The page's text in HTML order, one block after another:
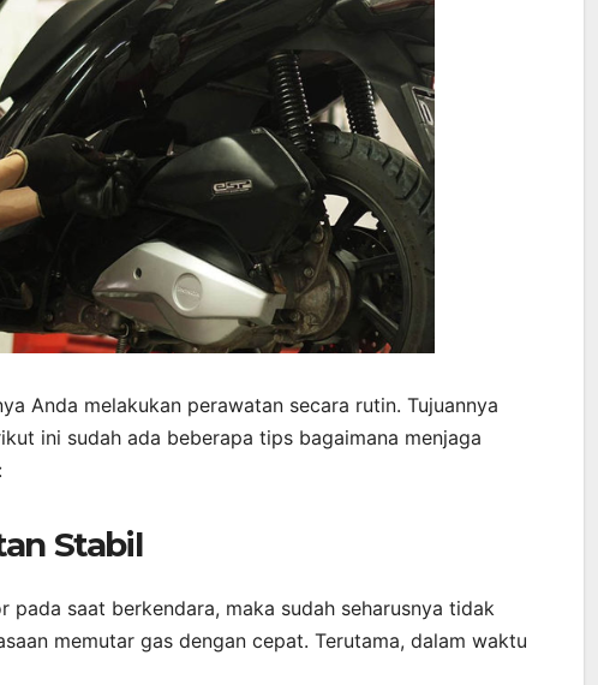
Anda melakukan perawatan secara rutin. Tujuannya
ini sudah ada beberapa tips bagaimana menjaga
Stabil
pada saat berkendara, maka sudah seharusnya tidak
memutar gas dengan cepat. Terutama, dalam waktu